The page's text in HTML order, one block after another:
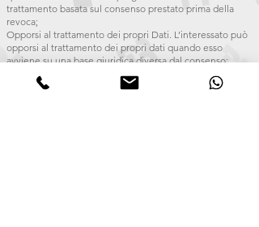
trattamento basata sul consenso prestato prima della
revoca;
Opporsi al trattamento dei propri Dati. L’interessato può
opporsi al trattamento dei propri dati quando esso
avviene su una base giuridica diversa dal consenso;
Ottenere la limitazione del trattamento. Qualora
ricorrano determinate condizioni, l’interessato può